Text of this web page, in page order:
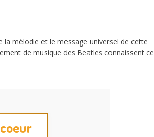
la mélodie et le message universel de cette
de musique des Beatles connaissent ce